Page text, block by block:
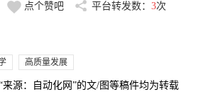
点个赞吧 平台转发数： 3次
高质量发展
来源：自动化网”的文/图等稿件均为转载